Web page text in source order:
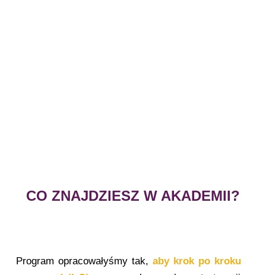
CO ZNAJDZIESZ W AKADEMII?
Program opracowałyśmy tak, aby krok po kroku